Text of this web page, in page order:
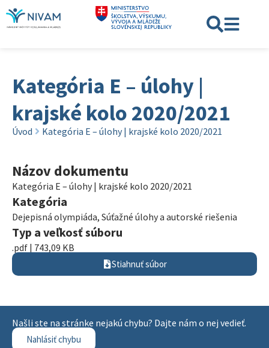
Kategória E – úlohy |
krajské kolo 2020/2021
Úvod Kategória E – úlohy | krajské kolo 2020/2021
Názov dokumentu
Kategória E – úlohy | krajské kolo 2020/2021
Kategória
Dejepisná olympiáda, Súťažné úlohy a autorské riešenia
Typ a veľkosť súboru
.pdf | 743,09 KB
Stiahnuť súbor
Našli ste na stránke nejakú chybu? Dajte nám o nej vedieť.
Nahlásiť chybu